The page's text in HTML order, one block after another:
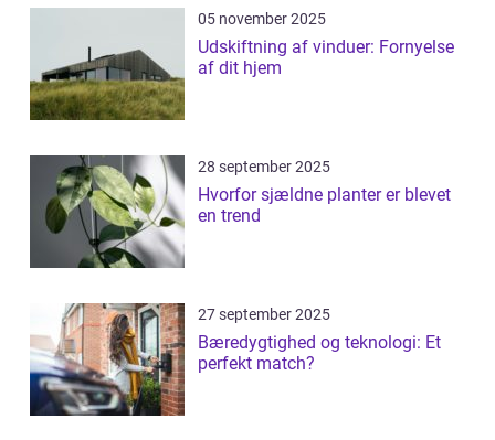
05 november 2025
Udskiftning af vinduer: Fornyelse
af dit hjem
28 september 2025
Hvorfor sjældne planter er blevet
en trend
27 september 2025
Bæredygtighed og teknologi: Et
perfekt match?